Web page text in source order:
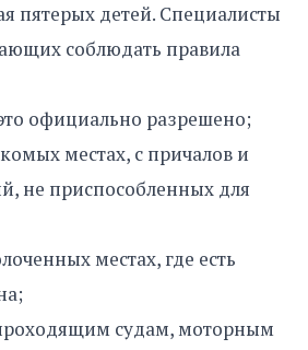
пятерых детей. Специалисты
соблюдать правила
официально разрешено;
местах, с причалов и
не приспособленных для
местах, где есть
судам, моторным